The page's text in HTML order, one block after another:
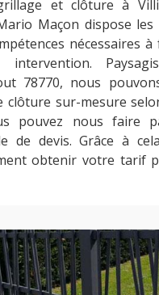
et clôture à
Maçon dispose les
nécessaires
intervention.
78770, nous
clôture sur-mesure
pouvez nous faire
de devis. Grâce à
obtenir votre tarif